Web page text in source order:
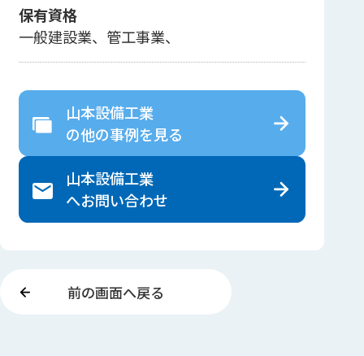
保有資格
一般建設業、管工事業、
山本設備工業
の他の事例を見る
山本設備工業
へお問い合わせ
前の画面へ戻る